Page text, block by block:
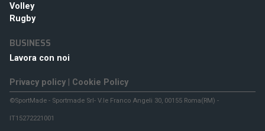
Volley
Rugby
BUSINESS
Lavora con noi
Privacy policy Cookie Policy
©SportMade - Sportmade Srl- V.le Franco Angeli 30, 00155 Roma(RM) -
IT15272221001